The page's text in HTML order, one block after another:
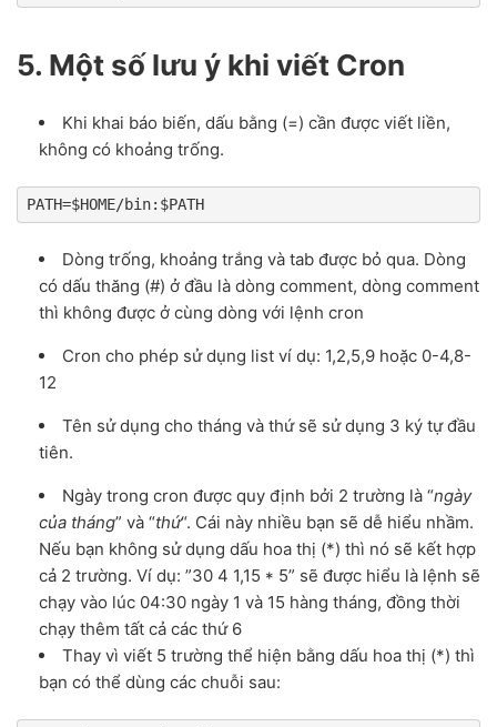
5. Một số lưu ý khi viết Cron
Khi khai báo biến, dấu bằng (=) cần được viết liền,
không có khoảng trống.
PATH=$HOME/bin:$PATH
Dòng trống, khoảng trắng và tab được bỏ qua. Dòng
có dấu thăng (#) ở đầu là dòng comment, dòng comment
thì không được ở cùng dòng với lệnh cron
Cron cho phép sử dụng list ví dụ: 1,2,5,9 hoặc 0-4,8-
12
Tên sử dụng cho tháng và thứ sẽ sử dụng 3 ký tự đầu
tiên.
Ngày trong cron được quy định bởi 2 trường là “ngày
của tháng” và “thứ“. Cái này nhiều bạn sẽ dễ hiểu nhầm.
Nếu bạn không sử dụng dấu hoa thị (*) thì nó sẽ kết hợp
cả 2 trường. Ví dụ: ”30 4 1,15 * 5” sẽ được hiểu là lệnh sẽ
chạy vào lúc 04:30 ngày 1 và 15 hàng tháng, đồng thời
chạy thêm tất cả các thứ 6
Thay vì viết 5 trường thể hiện bằng dấu hoa thị (*) thì
bạn có thể dùng các chuỗi sau: